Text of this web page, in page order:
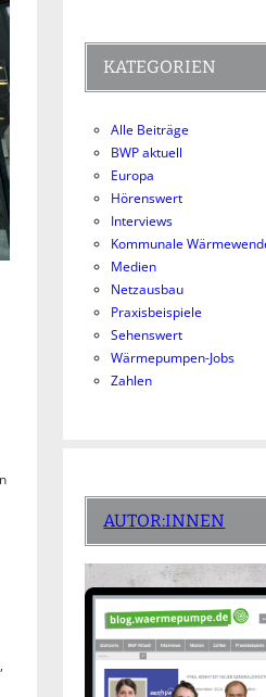
KATEGORIEN
Alle Beiträge
BWP aktuell
Europa
Hörenswert
Interviews
Kommunale
Medien
Netzausbau
Praxisbeispiele
Sehenswert
Wärmepumpen-Jobs
Zahlen
AUTOR:INNEN